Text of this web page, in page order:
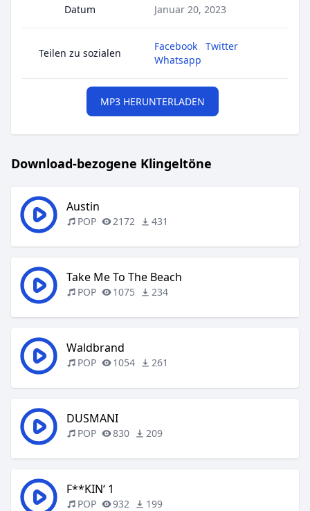
Datum Januar 20, 2023
Teilen zu sozialen
Facebook
Twitter
Whatsapp
MP3 HERUNTERLADEN
Download-bezogene Klingeltöne
Austin
POP 2172 431
Take Me To The Beach
POP 1075 234
Waldbrand
POP 1054 261
DUSMANI
POP 830 209
F**KIN‘ 1
POP 932 199